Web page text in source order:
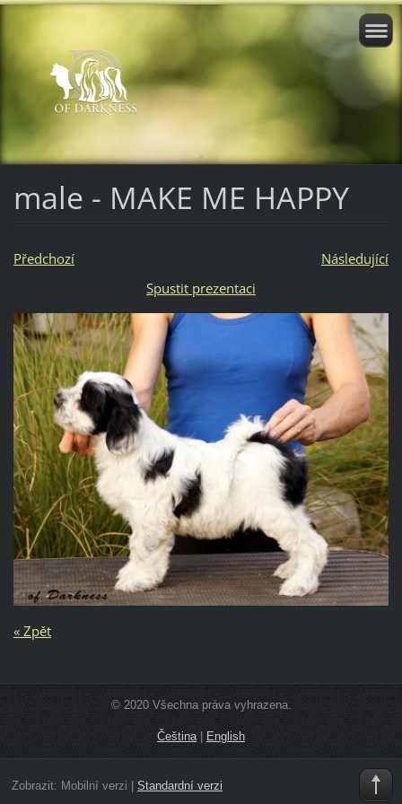
male - MAKE ME HAPPY
Předchozí
Následující
Spustit prezentaci
« Zpět
© 2020 Všechna práva vyhrazena.
Čeština | English
Zobrazit: Mobilní verzi Standardní verzi